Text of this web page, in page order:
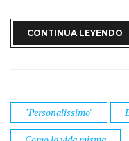
CONTINUA LEYENDO
"Personalissimo"